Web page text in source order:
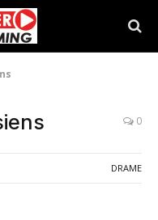
0
DRAME